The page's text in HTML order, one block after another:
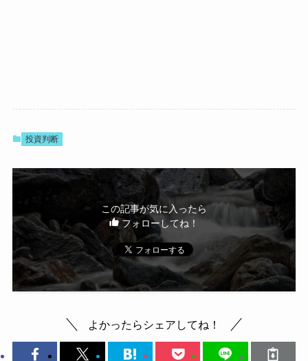
投資判断
この記事が気に入ったら
フォローしてね！
よかったらシェアしてね！